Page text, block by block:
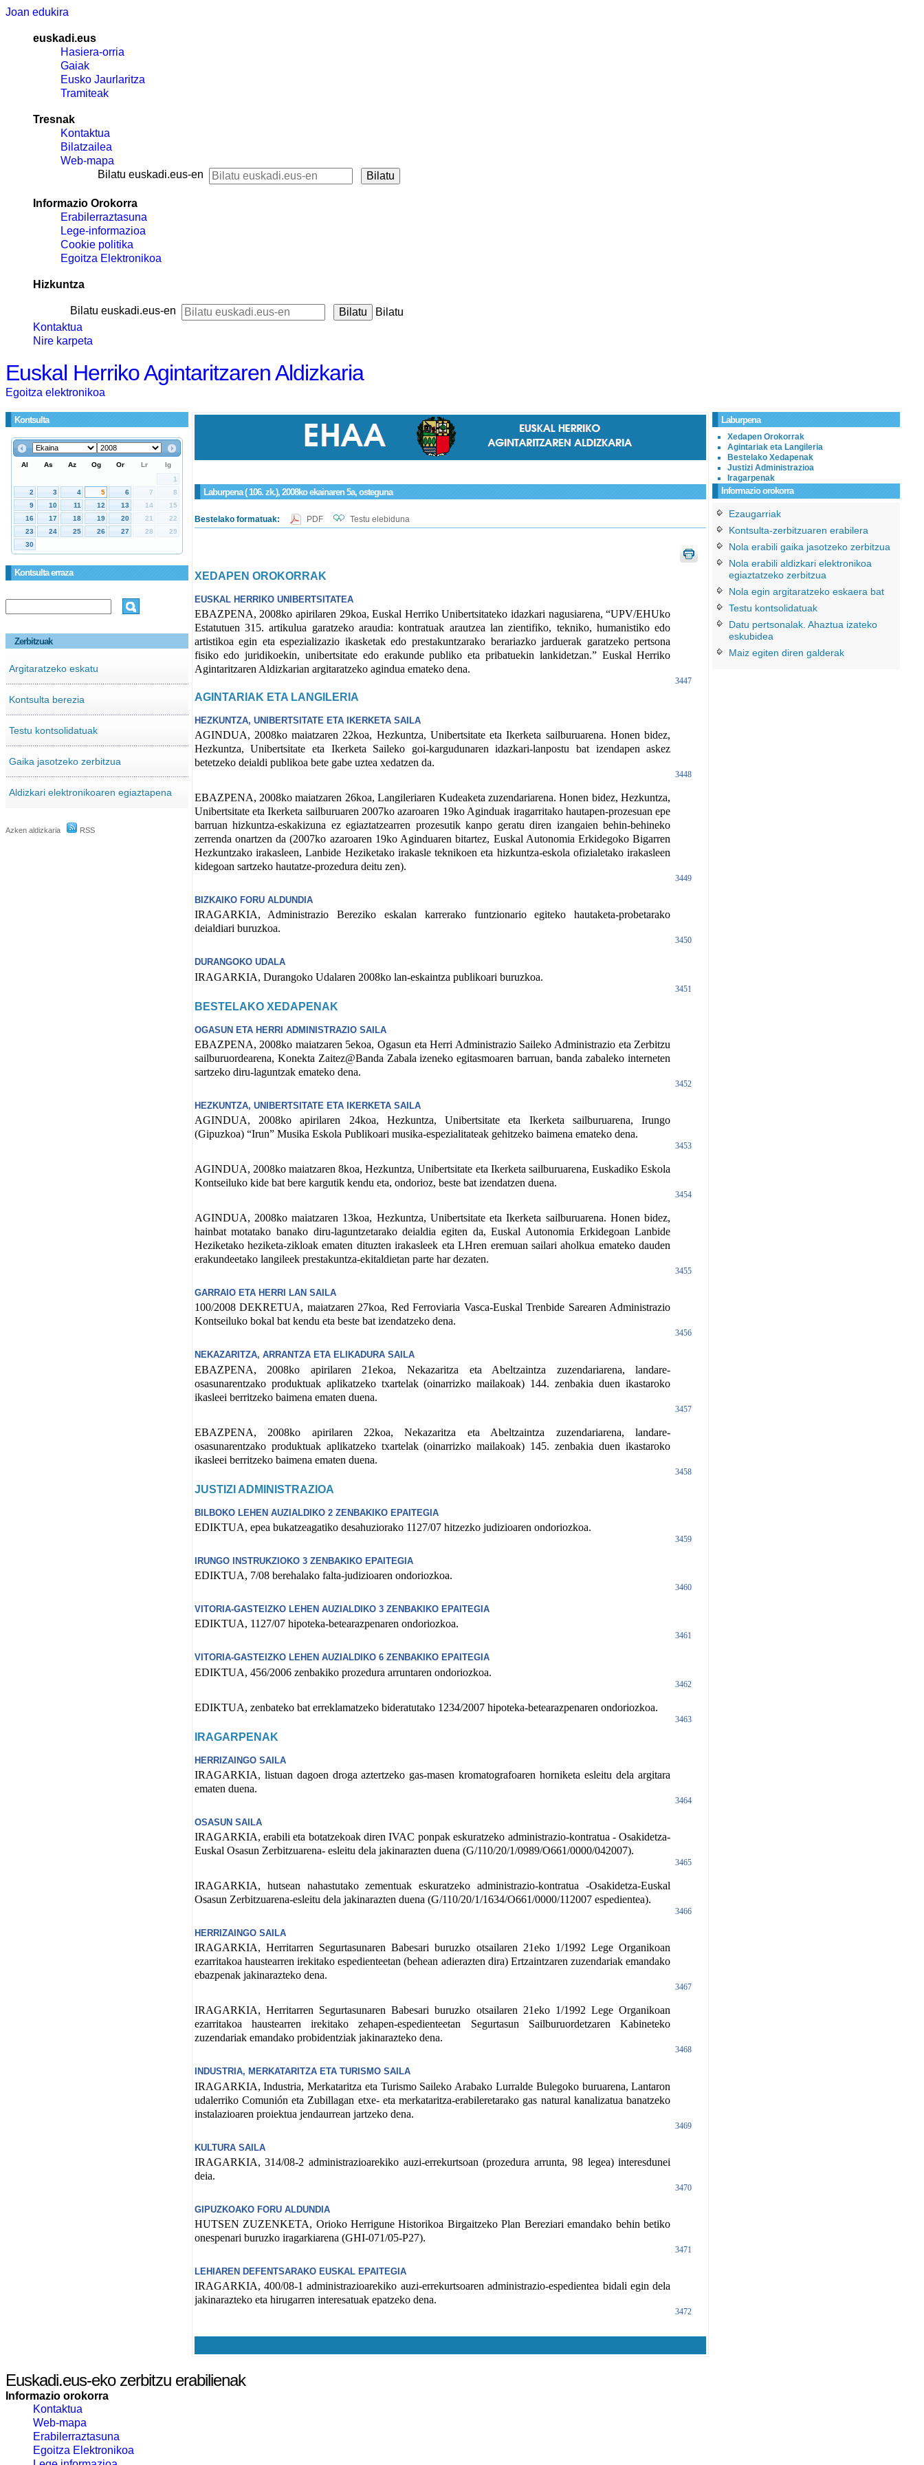
Joan edukira
euskadi.eus
Hasiera-orria
Gaiak
Eusko Jaurlaritza
Tramiteak
Tresnak
Kontaktua
Bilatzailea
Web-mapa
Bilatu euskadi.eus-en
Informazio Orokorra
Erabilerraztasuna
Lege-informazioa
Cookie politika
Egoitza Elektronikoa
Hizkuntza
Bilatu euskadi.eus-en
Bilatu
Kontaktua
Nire karpeta
Euskal Herriko Agintaritzaren Aldizkaria
Egoitza elektronikoa
Kontsulta
Kontsulta erraza
Zerbitzuak
Argitaratzeko eskatu
Kontsulta berezia
Testu kontsolidatuak
Gaika jasotzeko zerbitzua
Aldizkari elektronikoaren egiaztapena
Azken aldizkaria RSS
Laburpena ( 106. zk.), 2008ko ekainaren 5a, osteguna
Bestelako formatuak: PDF Testu elebiduna
XEDAPEN OROKORRAK
EUSKAL HERRIKO UNIBERTSITATEA
EBAZPENA, 2008ko apirilaren 29koa, Euskal Herriko Unibertsitateko idazkari nagusiarena, “UPV/EHUko
Estatutuen 315. artikulua garatzeko araudia: kontratuak arautzea lan zientifiko, tekniko, humanistiko edo
artistikoa egin eta espezializazio ikasketak edo prestakuntzarako berariazko jarduerak garatzeko pertsona
fisiko edo juridikoekin, unibertsitate edo erakunde publiko eta pribatuekin lankidetzan.” Euskal Herriko
Agintaritzaren Aldizkarian argitaratzeko agindua emateko dena.
3447
AGINTARIAK ETA LANGILERIA
HEZKUNTZA, UNIBERTSITATE ETA IKERKETA SAILA
AGINDUA, 2008ko maiatzaren 22koa, Hezkuntza, Unibertsitate eta Ikerketa sailburuarena. Honen bidez,
Hezkuntza, Unibertsitate eta Ikerketa Saileko goi-kargudunaren idazkari-lanpostu bat izendapen askez
betetzeko deialdi publikoa bete gabe uztea xedatzen da.
3448
EBAZPENA, 2008ko maiatzaren 26koa, Langileriaren Kudeaketa zuzendariarena. Honen bidez, Hezkuntza,
Unibertsitate eta Ikerketa sailburuaren 2007ko azaroaren 19ko Aginduak iragarritako hautapen-prozesuan epe
barruan hizkuntza-eskakizuna ez egiaztatzearren prozesutik kanpo geratu diren izangaien behin-behineko
zerrenda onartzen da (2007ko azaroaren 19ko Aginduaren bitartez, Euskal Autonomia Erkidegoko Bigarren
Hezkuntzako irakasleen, Lanbide Heziketako irakasle teknikoen eta hizkuntza-eskola ofizialetako irakasleen
kidegoan sartzeko hautatze-prozedura deitu zen).
3449
BIZKAIKO FORU ALDUNDIA
IRAGARKIA, Administrazio Bereziko eskalan karrerako funtzionario egiteko hautaketa-probetarako
deialdiari buruzkoa.
3450
DURANGOKO UDALA
IRAGARKIA, Durangoko Udalaren 2008ko lan-eskaintza publikoari buruzkoa.
3451
BESTELAKO XEDAPENAK
OGASUN ETA HERRI ADMINISTRAZIO SAILA
EBAZPENA, 2008ko maiatzaren 5ekoa, Ogasun eta Herri Administrazio Saileko Administrazio eta Zerbitzu
sailburuordearena, Konekta Zaitez@Banda Zabala izeneko egitasmoaren barruan, banda zabaleko interneten
sartzeko diru-laguntzak emateko dena.
3452
HEZKUNTZA, UNIBERTSITATE ETA IKERKETA SAILA
AGINDUA, 2008ko apirilaren 24koa, Hezkuntza, Unibertsitate eta Ikerketa sailburuarena, Irungo
(Gipuzkoa) “Irun” Musika Eskola Publikoari musika-espezialitateak gehitzeko baimena emateko dena.
3453
AGINDUA, 2008ko maiatzaren 8koa, Hezkuntza, Unibertsitate eta Ikerketa sailburuarena, Euskadiko Eskola
Kontseiluko kide bat bere kargutik kendu eta, ondorioz, beste bat izendatzen duena.
3454
AGINDUA, 2008ko maiatzaren 13koa, Hezkuntza, Unibertsitate eta Ikerketa sailburuarena. Honen bidez,
hainbat motatako banako diru-laguntzetarako deialdia egiten da, Euskal Autonomia Erkidegoan Lanbide
Heziketako heziketa-zikloak ematen dituzten irakasleek eta LHren eremuan sailari aholkua emateko dauden
erakundeetako langileek prestakuntza-ekitaldietan parte har dezaten.
3455
GARRAIO ETA HERRI LAN SAILA
100/2008 DEKRETUA, maiatzaren 27koa, Red Ferroviaria Vasca-Euskal Trenbide Sarearen Administrazio
Kontseiluko bokal bat kendu eta beste bat izendatzeko dena.
3456
NEKAZARITZA, ARRANTZA ETA ELIKADURA SAILA
EBAZPENA, 2008ko apirilaren 21ekoa, Nekazaritza eta Abeltzaintza zuzendariarena, landare-
osasunarentzako produktuak aplikatzeko txartelak (oinarrizko mailakoak) 144. zenbakia duen ikastaroko
ikasleei berritzeko baimena ematen duena.
3457
EBAZPENA, 2008ko apirilaren 22koa, Nekazaritza eta Abeltzaintza zuzendariarena, landare-
osasunarentzako produktuak aplikatzeko txartelak (oinarrizko mailakoak) 145. zenbakia duen ikastaroko
ikasleei berritzeko baimena ematen duena.
3458
JUSTIZI ADMINISTRAZIOA
BILBOKO LEHEN AUZIALDIKO 2 ZENBAKIKO EPAITEGIA
EDIKTUA, epea bukatzeagatiko desahuziorako 1127/07 hitzezko judizioaren ondoriozkoa.
3459
IRUNGO INSTRUKZIOKO 3 ZENBAKIKO EPAITEGIA
EDIKTUA, 7/08 berehalako falta-judizioaren ondoriozkoa.
3460
VITORIA-GASTEIZKO LEHEN AUZIALDIKO 3 ZENBAKIKO EPAITEGIA
EDIKTUA, 1127/07 hipoteka-betearazpenaren ondoriozkoa.
3461
VITORIA-GASTEIZKO LEHEN AUZIALDIKO 6 ZENBAKIKO EPAITEGIA
EDIKTUA, 456/2006 zenbakiko prozedura arruntaren ondoriozkoa.
3462
EDIKTUA, zenbateko bat erreklamatzeko bideratutako 1234/2007 hipoteka-betearazpenaren ondoriozkoa.
3463
IRAGARPENAK
HERRIZAINGO SAILA
IRAGARKIA, listuan dagoen droga aztertzeko gas-masen kromatografoaren horniketa esleitu dela argitara
ematen duena.
3464
OSASUN SAILA
IRAGARKIA, erabili eta botatzekoak diren IVAC ponpak eskuratzeko administrazio-kontratua - Osakidetza-
Euskal Osasun Zerbitzuarena- esleitu dela jakinarazten duena (G/110/20/1/0989/O661/0000/042007).
3465
IRAGARKIA, hutsean nahastutako zementuak eskuratzeko administrazio-kontratua -Osakidetza-Euskal
Osasun Zerbitzuarena-esleitu dela jakinarazten duena (G/110/20/1/1634/O661/0000/112007 espedientea).
3466
HERRIZAINGO SAILA
IRAGARKIA, Herritarren Segurtasunaren Babesari buruzko otsailaren 21eko 1/1992 Lege Organikoan
ezarritakoa haustearren irekitako espedienteetan (behean adierazten dira) Ertzaintzaren zuzendariak emandako
ebazpenak jakinarazteko dena.
3467
IRAGARKIA, Herritarren Segurtasunaren Babesari buruzko otsailaren 21eko 1/1992 Lege Organikoan
ezarritakoa haustearren irekitako zehapen-espedienteetan Segurtasun Sailburuordetzaren Kabineteko
zuzendariak emandako probidentziak jakinarazteko dena.
3468
INDUSTRIA, MERKATARITZA ETA TURISMO SAILA
IRAGARKIA, Industria, Merkataritza eta Turismo Saileko Arabako Lurralde Bulegoko buruarena, Lantaron
udalerriko Comunión eta Zubillagan etxe- eta merkataritza-erabileretarako gas natural kanalizatua banatzeko
instalazioaren proiektua jendaurrean jartzeko dena.
3469
KULTURA SAILA
IRAGARKIA, 314/08-2 administrazioarekiko auzi-errekurtsoan (prozedura arrunta, 98 legea) interesdunei
deia.
3470
GIPUZKOAKO FORU ALDUNDIA
HUTSEN ZUZENKETA, Orioko Herrigune Historikoa Birgaitzeko Plan Bereziari emandako behin betiko
onespenari buruzko iragarkiarena (GHI-071/05-P27).
3471
LEHIAREN DEFENTSARAKO EUSKAL EPAITEGIA
IRAGARKIA, 400/08-1 administrazioarekiko auzi-errekurtsoaren administrazio-espedientea bidali egin dela
jakinarazteko eta hirugarren interesatuak epatzeko dena.
3472
Laburpena
Xedapen Orokorrak
Agintariak eta Langileria
Bestelako Xedapenak
Justizi Administrazioa
Iragarpenak
Informazio orokorra
Ezaugarriak
Kontsulta-zerbitzuaren erabilera
Nola erabili gaika jasotzeko zerbitzua
Nola erabili aldizkari elektronikoa
egiaztatzeko zerbitzua
Nola egin argitaratzeko eskaera bat
Testu kontsolidatuak
Datu pertsonalak. Ahaztua izateko
eskubidea
Maiz egiten diren galderak
Euskadi.eus-eko zerbitzu erabilienak
Informazio orokorra
Kontaktua
Web-mapa
Erabilerraztasuna
Egoitza Elektronikoa